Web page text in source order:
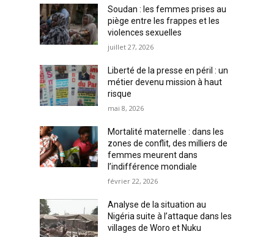
Soudan : les femmes prises au
piège entre les frappes et les
violences sexuelles
juillet 27, 2026
Liberté de la presse en péril : un
métier devenu mission à haut
risque
mai 8, 2026
Mortalité maternelle : dans les
zones de conflit, des milliers de
femmes meurent dans
l’indifférence mondiale
février 22, 2026
Analyse de la situation au
Nigéria suite à l’attaque dans les
villages de Woro et Nuku